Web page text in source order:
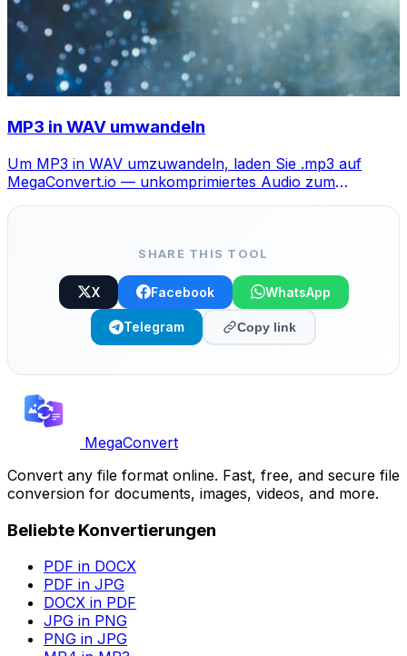
MP3 in WAV umwandeln
Um MP3 in WAV umzuwandeln, laden Sie .mp3 auf
MegaConvert.io — unkomprimiertes Audio zum
SHARE THIS TOOL
X Facebook WhatsApp
Telegram Copy link
MegaConvert
Convert any file format online. Fast, free, and secure file
conversion for documents, images, videos, and more.
Beliebte Konvertierungen
PDF in DOCX
PDF in JPG
DOCX in PDF
JPG in PNG
PNG in JPG